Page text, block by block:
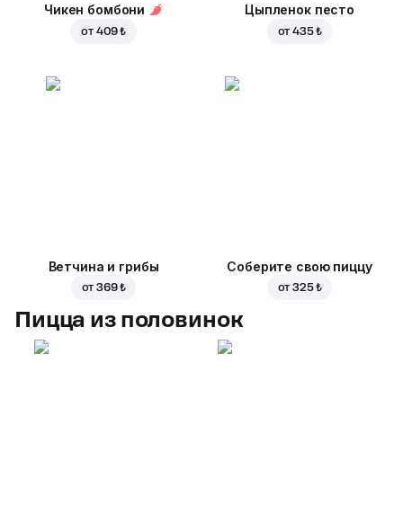
Чикен бомбони
от 409 ₺
Цыпленок песто
от435 ₺
Ветчина и грибы
от369 ₺
Соберите свою пиццу
от325 ₺
Пицца из половинок